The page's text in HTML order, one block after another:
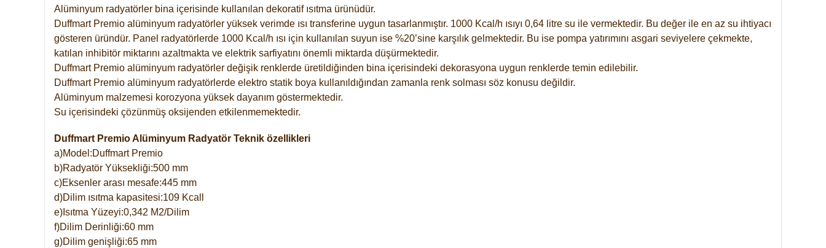
Alüminyum radyatörler bina içerisinde kullanılan dekoratif ısıtma ürünüdür.
Duffmart Premio alüminyum radyatörler yüksek verimde ısı transferine uygun tasarlanmıştır. 1000 Kcal/h ısıyı 0,64 litre su ile vermektedir. Bu değer ile en az su ihtiyacı
gösteren üründür. Panel radyatörlerde 1000 Kcal/h ısı için kullanılan suyun ise %20’sine karşılık gelmektedir. Bu ise pompa yatırımını asgari seviyelere çekmekte,
katılan inhibitör miktarını azaltmakta ve elektrik sarfiyatını önemli miktarda düşürmektedir.
Duffmart Premio alüminyum radyatörler değişik renklerde üretildiğinden bina içerisindeki dekorasyona uygun renklerde temin edilebilir.
Duffmart Premio alüminyum radyatörlerde elektro statik boya kullanıldığından zamanla renk solması söz konusu değildir.
Alüminyum malzemesi korozyona yüksek dayanım göstermektedir.
Su içerisindeki çözünmüş oksijenden etkilenmemektedir.
Duffmart Premio Alüminyum Radyatör Teknik özellikleri
a)Model:Duffmart Premio
b)Radyatör Yüksekliği:500 mm
c)Eksenler arası mesafe:445 mm
d)Dilim ısıtma kapasitesi:109 Kcall
e)Isıtma Yüzeyi:0,342 M2/Dilim
f)Dilim Derinliği:60 mm
g)Dilim genişliği:65 mm